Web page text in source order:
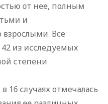
от нее, полным
и
Все
из исследуемых
степени
16 случаях отмечалась